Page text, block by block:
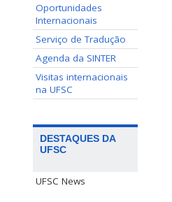
Oportunidades
Internacionais
Serviço de Tradução
Agenda da SINTER
Visitas internacionais
na UFSC
DESTAQUES DA
UFSC
UFSC News